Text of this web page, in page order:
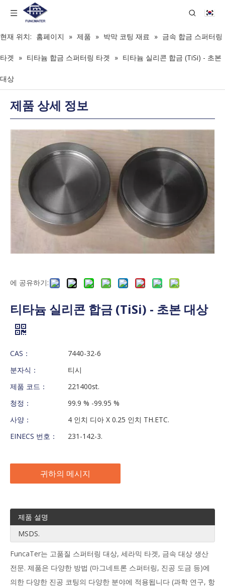
현재 위치: 홈페이지 » 제품 » 박막 코팅 재료 » 금속 합금 스퍼터링
타겟 » 티타늄 합금 스퍼터링 타겟 » 티타늄 실리콘 합금 (TiSi) - 초본
대상
제품 상세 정보
에 공유하기:
티타늄 실리콘 합금 (TiSi) - 초본 대상
CAS：
7440-32-6
분자식：
티시
제품 코드：
221400st.
청정：
99.9 % -99.95 %
사양：
4 인치 디아 X 0.25 인치 TH.ETC.
EINECS 번호：
231-142-3.
귀하의 메시지
제품 설명
MSDS.
FuncaTer는 고품질 스퍼터링 대상, 세라믹 타겟, 금속 대상 생산
전문. 제품은 다양한 방법 (마그네트론 스퍼터링, 진공 도금 등)에
의한 다양한 진공 코팅의 다양한 분야에 적용됩니다 (과학 연구, 항